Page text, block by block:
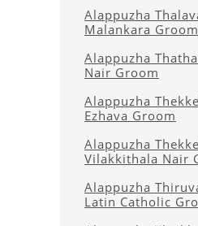
Alappuzha
Malankara Groom
Alappuzha
Nair Groom
Alappuzha
Ezhava Groom
Alappuzha
Vilakkithala Nair
Alappuzha
Latin Catholic